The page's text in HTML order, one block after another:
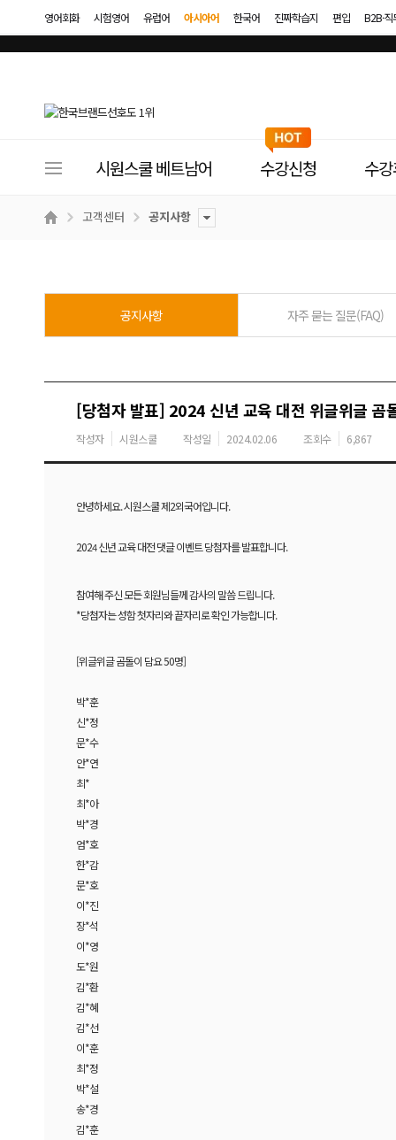
영어회화 시험영어 유럽어 아시아어 한국어 진짜학습지 편입 B2B·
이
메
시원스쿨 베트남어 수강신청 수
고객센터 공지사항
공지사항 자주 묻는 질문(FAQ)
[당첨자 발표] 2024 신년 교육 대전 위글위글 곰
작성자 시원스쿨 작성일 2024.02.06 조회수 6,867
안녕하세요. 시원스쿨 제2외국어입니다.
2024신년 교육 대전 댓글 이벤트 당첨자를 발표합니다.
참여해 주신 모든 회원님들께 감사의 말씀 드립니다.
*당첨자는 성함 첫자리와 끝자리로 확인 가능합니다.
[위글위글 곰돌이 담요 50명]
박*훈
신*정
문*수
안*연
최*
최*아
박*경
엄*호
한*감
문*호
이*진
장*석
이*영
도*원
김*환
김*혜
김*선
이*훈
최*정
박*설
송*경
김*훈